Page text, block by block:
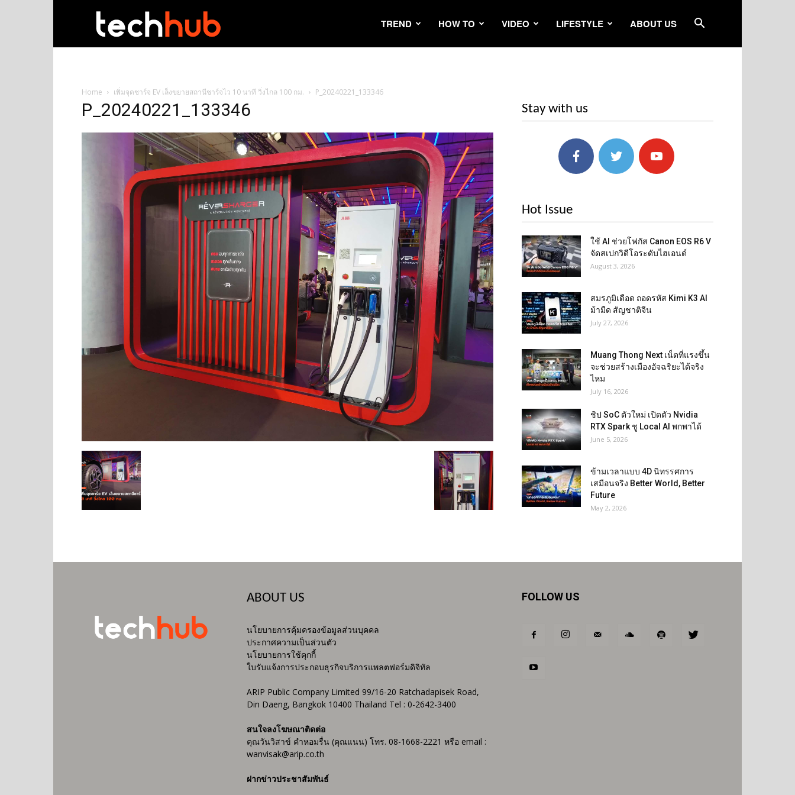
TREND HOW TO VIDEO LIFESTYLE ABOUT US
Home เพิ่มจุดชาร์จ EV เล็งขยายสถานีชาร์จไว 10 นาที วิ่งไกล 100 กม. P_20240221_133346
P_20240221_133346 Stay with us
Hot Issue
ใช้ AI ช่วยโฟกัส Canon EOS R6 V
จัดสเปกวิดีโอระดับไฮเอนด์
August 3, 2026
สมรภูมิเดือด ถอดรหัส Kimi K3 AI
ม้ามืด สัญชาติจีน
July 27, 2026
Muang Thong Next เน็ตที่แรงขึ้น
จะช่วยสร้างเมืองอัจฉริยะได้จริง
ไหม
July 16, 2026
ชิป SoC ตัวใหม่ เปิดตัว Nvidia
RTX Spark ชู Local AI พกพาได้
June 5, 2026
ข้ามเวลาแบบ 4D นิทรรศการ
เสมือนจริง Better World, Better
Future
May 2, 2026
ABOUT US
นโยบายการคุ้มครองข้อมูลส่วนบุคคล
ประกาศความเป็นส่วนตัว
นโยบายการใช้คุกกี้
ใบรับแจ้งการประกอบธุรกิจบริการแพลตฟอร์มดิจิทัล
ARIP Public Company Limited 99/16-20 Ratchadapisek Road,
Din Daeng, Bangkok 10400 Thailand Tel : 0-2642-3400
สนใจลงโฆษณาติดต่อ
คุณวันวิสาข์ คำหอมรื่น (คุณแนน) โทร. 08-1668-2221 หรือ email :
wanvisak@arip.co.th
ฝากข่าวประชาสัมพันธ์
FOLLOW US